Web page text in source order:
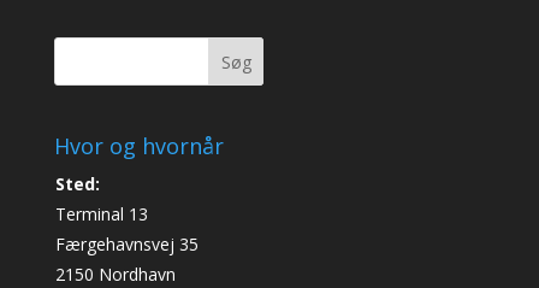
Søg
Hvor og hvornår
Sted:
Terminal 13
Færgehavnsvej 35
2150 Nordhavn